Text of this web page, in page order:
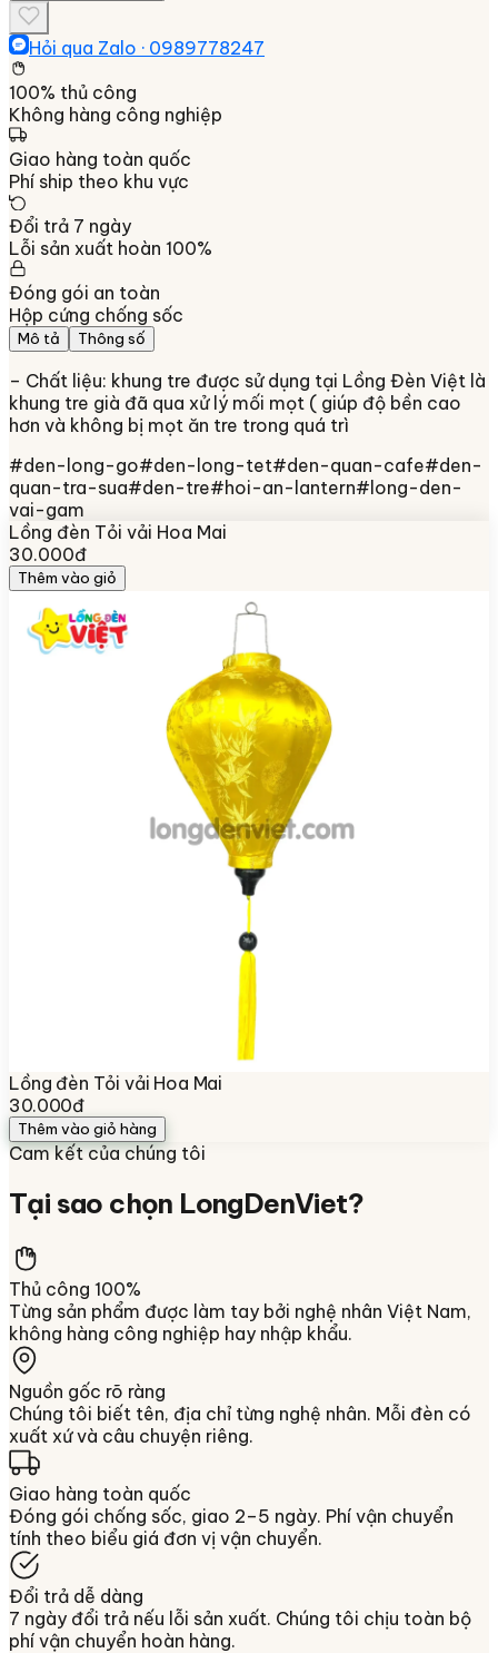
Hỏi qua Zalo · 0989778247
100% thủ công
Không hàng công nghiệp
Giao hàng toàn quốc
Phí ship theo khu vực
Đổi trả 7 ngày
Lỗi sản xuất hoàn 100%
Đóng gói an toàn
Hộp cứng chống sốc
Mô tả Thông số
– Chất liệu: khung tre được sử dụng tại Lồng Đèn Việt là
khung tre già đã qua xử lý mối mọt ( giúp độ bền cao
hơn và không bị mọt ăn tre trong quá trì
#den-long-go#den-long-tet#den-quan-cafe#den-
quan-tra-sua#den-tre#hoi-an-lantern#long-den-
vai-gam
Lồng đèn Tỏi vải Hoa Mai
30.000đ
Thêm vào giỏ
Lồng đèn Tỏi vải Hoa Mai
30.000đ
Thêm vào giỏ hàng
Cam kết của chúng tôi
Tại sao chọn LongDenViet?
Thủ công 100%
Từng sản phẩm được làm tay bởi nghệ nhân Việt Nam,
không hàng công nghiệp hay nhập khẩu.
Nguồn gốc rõ ràng
Chúng tôi biết tên, địa chỉ từng nghệ nhân. Mỗi đèn có
xuất xứ và câu chuyện riêng.
Giao hàng toàn quốc
Đóng gói chống sốc, giao 2–5 ngày. Phí vận chuyển
tính theo biểu giá đơn vị vận chuyển.
Đổi trả dễ dàng
7 ngày đổi trả nếu lỗi sản xuất. Chúng tôi chịu toàn bộ
phí vận chuyển hoàn hàng.